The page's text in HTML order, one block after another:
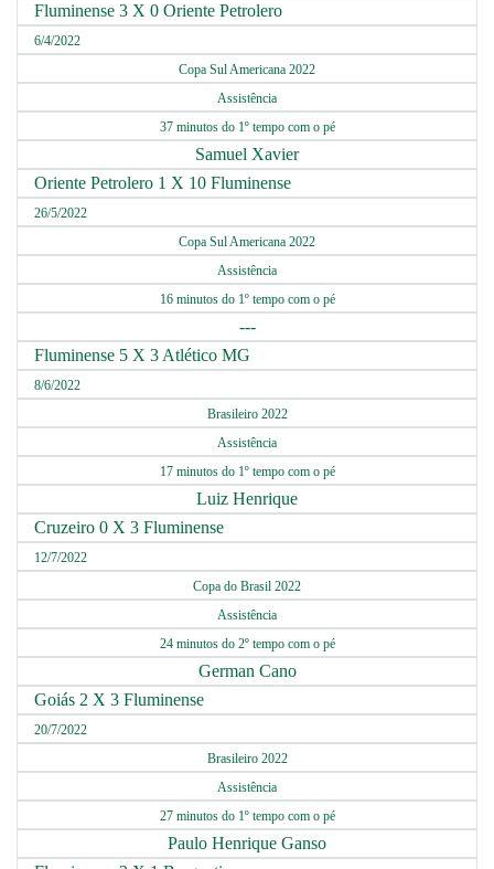
Fluminense 3 X 0 Oriente Petrolero
6/4/2022
Copa Sul Americana 2022
Assistência
37 minutos do 1º tempo com o pé
Samuel Xavier
Oriente Petrolero 1 X 10 Fluminense
26/5/2022
Copa Sul Americana 2022
Assistência
16 minutos do 1º tempo com o pé
---
Fluminense 5 X 3 Atlético MG
8/6/2022
Brasileiro 2022
Assistência
17 minutos do 1º tempo com o pé
Luiz Henrique
Cruzeiro 0 X 3 Fluminense
12/7/2022
Copa do Brasil 2022
Assistência
24 minutos do 2º tempo com o pé
German Cano
Goiás 2 X 3 Fluminense
20/7/2022
Brasileiro 2022
Assistência
27 minutos do 1º tempo com o pé
Paulo Henrique Ganso